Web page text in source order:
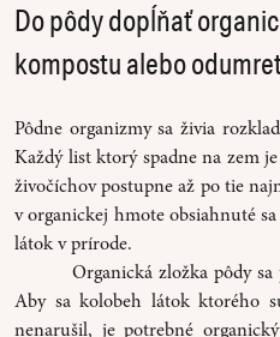
Do pôdy dopĺňať
kompostu alebo
Pôdne organizmy sa živia
Každý list ktorý spadne na zem
živočíchov postupne až po tie
v organickej hmote obsiahnuté
látok v prírode.
Organická zložka pôdy
Aby sa kolobeh látok ktorého
nenarušil, je potrebné